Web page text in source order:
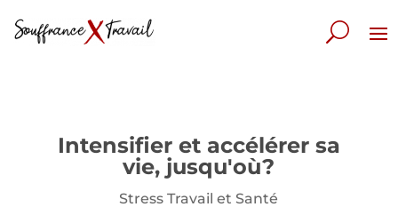
Intensifier et accélérer sa
vie, jusqu'où?
Stress Travail et Santé